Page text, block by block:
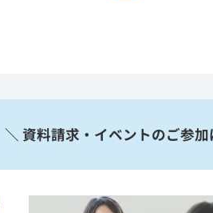
＼ 資料請求・イベントのご参